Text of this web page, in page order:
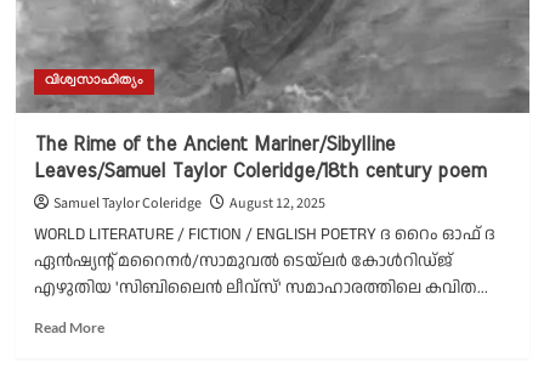
Sudhakaran
വിശ്വസാഹിത്യം
The Rime of the Ancient Mariner/Sibylline
Leaves/Samuel Taylor Coleridge/18th century poem
Samuel Taylor Coleridge August 12, 2025
WORLD LITERATURE / FICTION / ENGLISH POETRY ദ റൈം ഓഫ് ദ
ഏൻഷ്യന്റ് മറൈനർ/സാമുവൽ ടെയ്‌ലർ കോൾറിഡ്‌ജ്
എഴുതിയ 'സിബിലൈന്‍ ലീവ്‌സ്' സമാഹാരത്തിലെ കവിത...
Read MoreRead